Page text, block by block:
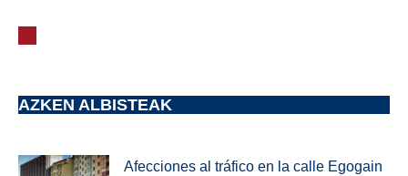
AZKEN ALBISTEAK
Afecciones al tráfico en la calle Egogain